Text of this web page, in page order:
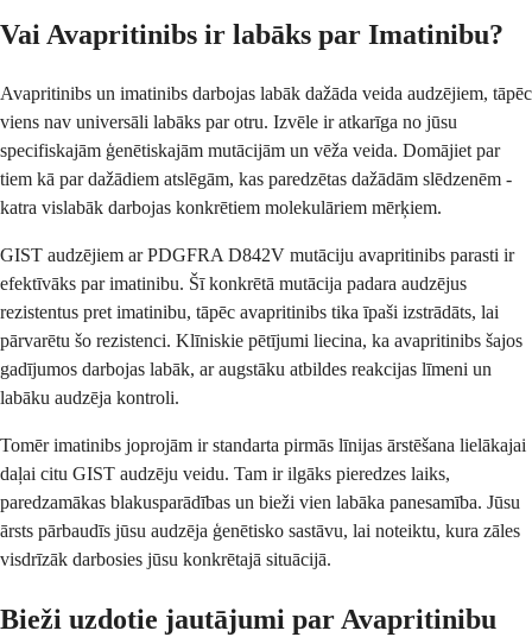
Vai Avapritinibs ir labāks par Imatinibu?
Avapritinibs un imatinibs darbojas labāk dažāda veida audzējiem, tāpēc
viens nav universāli labāks par otru. Izvēle ir atkarīga no jūsu
specifiskajām ģenētiskajām mutācijām un vēža veida. Domājiet par
tiem kā par dažādiem atslēgām, kas paredzētas dažādām slēdzenēm -
katra vislabāk darbojas konkrētiem molekulāriem mērķiem.
GIST audzējiem ar PDGFRA D842V mutāciju avapritinibs parasti ir
efektīvāks par imatinibu. Šī konkrētā mutācija padara audzējus
rezistentus pret imatinibu, tāpēc avapritinibs tika īpaši izstrādāts, lai
pārvarētu šo rezistenci. Klīniskie pētījumi liecina, ka avapritinibs šajos
gadījumos darbojas labāk, ar augstāku atbildes reakcijas līmeni un
labāku audzēja kontroli.
Tomēr imatinibs joprojām ir standarta pirmās līnijas ārstēšana lielākajai
daļai citu GIST audzēju veidu. Tam ir ilgāks pieredzes laiks,
paredzamākas blakusparādības un bieži vien labāka panesamība. Jūsu
ārsts pārbaudīs jūsu audzēja ģenētisko sastāvu, lai noteiktu, kura zāles
visdrīzāk darbosies jūsu konkrētajā situācijā.
Bieži uzdotie jautājumi par Avapritinibu